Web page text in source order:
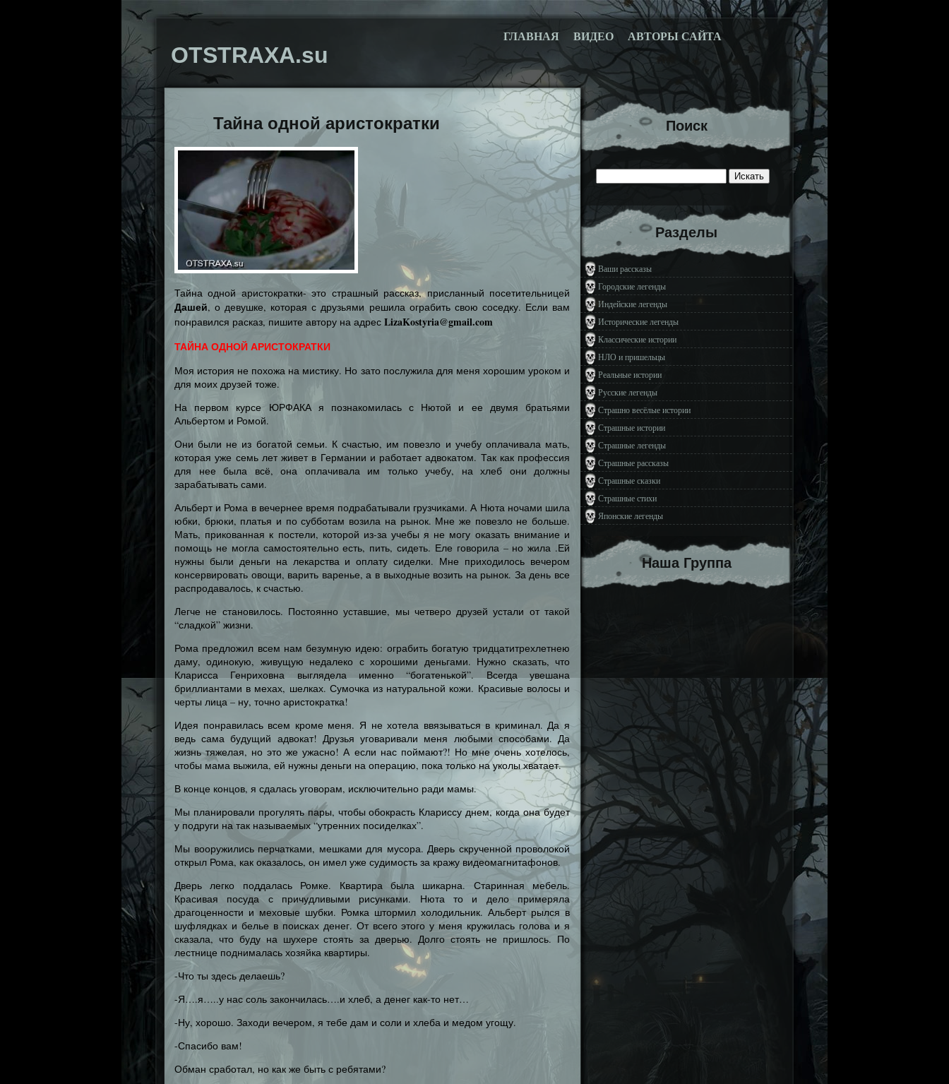
OTSTRAXA.su
ГЛАВНАЯ ВИДЕО АВТОРЫ САЙТА
Тайна одной аристократки
Тайна одной аристократки- это страшный рассказ, присланный посетительницей
Дашей, о девушке, которая с друзьями решила ограбить свою соседку. Если вам
понравился расказ, пишите автору на адрес LizaKostyria@gmail.com
ТАЙНА ОДНОЙ АРИСТОКРАТКИ
Моя история не похожа на мистику. Но зато послужила для меня хорошим уроком и
для моих друзей тоже.
На первом курсе ЮРФАКА я познакомилась с Нютой и ее двумя братьями
Альбертом и Ромой.
Они были не из богатой семьи. К счастью, им повезло и учебу оплачивала мать,
которая уже семь лет живет в Германии и работает адвокатом. Так как профессия
для нее была всё, она оплачивала им только учебу, на хлеб они должны
зарабатывать сами.
Альберт и Рома в вечернее время подрабатывали грузчиками. А Нюта ночами шила
юбки, брюки, платья и по субботам возила на рынок. Мне же повезло не больше.
Мать, прикованная к постели, которой из-за учебы я не могу оказать внимание и
помощь не могла самостоятельно есть, пить, сидеть. Еле говорила – но жила .Ей
нужны были деньги на лекарства и оплату сиделки. Мне приходилось вечером
консервировать овощи, варить варенье, а в выходные возить на рынок. За день все
распродавалось, к счастью.
Легче не становилось. Постоянно уставшие, мы четверо друзей устали от такой
“сладкой” жизни.
Рома предложил всем нам безумную идею: ограбить богатую тридцатитрехлетнею
даму, одинокую, живущую недалеко с хорошими деньгами. Нужно сказать, что
Кларисса Генриховна выглядела именно “богатенькой”. Всегда увешана
бриллиантами в мехах, шелках. Сумочка из натуральной кожи. Красивые волосы и
черты лица – ну, точно аристократка!
Идея понравилась всем кроме меня. Я не хотела ввязываться в криминал. Да я
ведь сама будущий адвокат! Друзья уговаривали меня любыми способами. Да
жизнь тяжелая, но это же ужасно! А если нас поймают?! Но мне очень хотелось,
чтобы мама выжила, ей нужны деньги на операцию, пока только на уколы хватает.
В конце концов, я сдалась уговорам, исключительно ради мамы.
Мы планировали прогулять пары, чтобы обокрасть Клариссу днем, когда она будет
у подруги на так называемых “утренних посиделках”.
Мы вооружились перчатками, мешками для мусора. Дверь скрученной проволокой
открыл Рома, как оказалось, он имел уже судимость за кражу видеомагнитафонов.
Дверь легко поддалась Ромке. Квартира была шикарна. Старинная мебель.
Красивая посуда с причудливыми рисунками. Нюта то и дело примеряла
драгоценности и меховые шубки. Ромка штормил холодильник. Альберт рылся в
шуфлядках и белье в поисках денег. От всего этого у меня кружилась голова и я
сказала, что буду на шухере стоять за дверью. Долго стоять не пришлось. По
лестнице поднималась хозяйка квартиры.
-Что ты здесь делаешь?
-Я….я…..у нас соль закончилась….и хлеб, а денег как-то нет…
-Ну, хорошо. Заходи вечером, я тебе дам и соли и хлеба и медом угощу.
-Спасибо вам!
Обман сработал, но как же быть с ребятами?
Поиск
Разделы
Ваши рассказы
Городские легенды
Индейские легенды
Исторические легенды
Классические истории
НЛО и пришельцы
Реальные истории
Русские легенды
Страшно весёлые истории
Страшные истории
Страшные легенды
Страшные рассказы
Страшные сказки
Страшные стихи
Японские легенды
Наша Группа